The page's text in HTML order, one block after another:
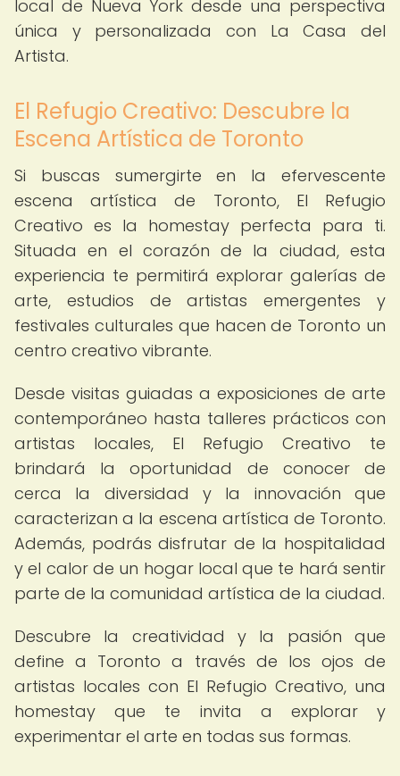
local de Nueva York desde una perspectiva
única y personalizada con La Casa del
Artista.
El Refugio Creativo: Descubre la
Escena Artística de Toronto
Si buscas sumergirte en la efervescente
escena artística de Toronto, El Refugio
Creativo es la homestay perfecta para ti.
Situada en el corazón de la ciudad, esta
experiencia te permitirá explorar galerías de
arte, estudios de artistas emergentes y
festivales culturales que hacen de Toronto un
centro creativo vibrante.
Desde visitas guiadas a exposiciones de arte
contemporáneo hasta talleres prácticos con
artistas locales, El Refugio Creativo te
brindará la oportunidad de conocer de
cerca la diversidad y la innovación que
caracterizan a la escena artística de Toronto.
Además, podrás disfrutar de la hospitalidad
y el calor de un hogar local que te hará sentir
parte de la comunidad artística de la ciudad.
Descubre la creatividad y la pasión que
define a Toronto a través de los ojos de
artistas locales con El Refugio Creativo, una
homestay que te invita a explorar y
experimentar el arte en todas sus formas.